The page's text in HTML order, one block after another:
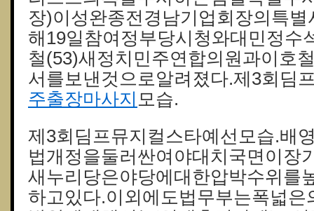
장)이성완종전경남기업회장의특
해19일참여정부당시청와대민정수
철(53)새정치민주연합의원과이호
서를보낸것으로알려졌다.제3회딤
주출장마사지 모습.
제3회딤프뮤지컬스타예선모습.배
법개정을둘러싼여야대치국면이장
새누리당은야당에대한압박수위를
하고있다.이외에도법무부는폭넓은